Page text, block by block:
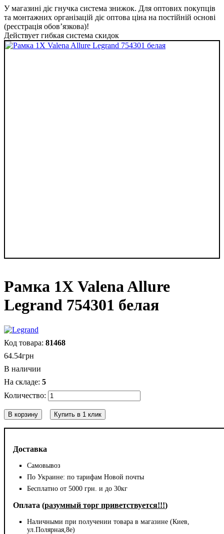
У магазині діє гнучка система знижок. Для оптових покупців
та монтажних організацій діє оптова ціна на постійній основі
(реєстрація обов’язкова)!
Действует гибкая система скидок
Рамка 1Х Valena Allure
Legrand 754301 белая
Доставка
Самовывоз
По Украине: по тарифам Новой почты
Бесплатно от 5000 грн. и до 30кг
Оплата (разумный торг приветствуется!!!)
Наличными при получении товара в магазине (Киев,
ул.Полярная,8е)
81468
64.54грн
В наличии
5
В корзину Купить в 1 клик